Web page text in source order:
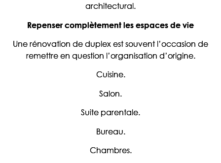
architectural.
Repenser complètement les espaces de vie
Une rénovation de duplex est souvent l’occasion de
remettre en question l’organisation d’origine.
Cuisine.
Salon.
Suite parentale.
Bureau.
Chambres.